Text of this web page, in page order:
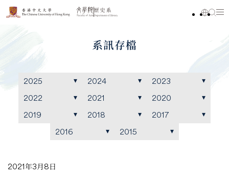
系訊存檔
2025 2024
2023
2022
2021
2020
2019
2018
2017
2016
2015
2021年3月8日